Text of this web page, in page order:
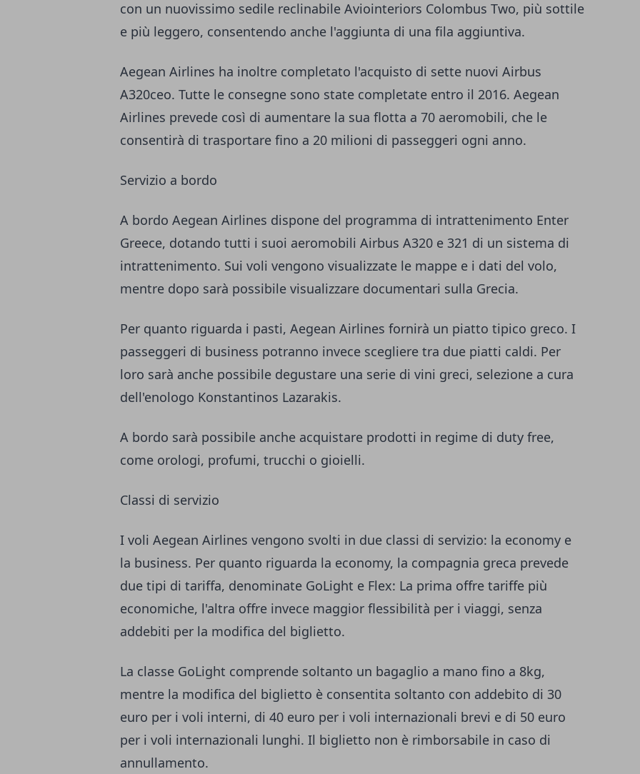
con un nuovissimo sedile reclinabile Aviointeriors Colombus Two, più sottile
e più leggero, consentendo anche l'aggiunta di una fila aggiuntiva.
Aegean Airlines ha inoltre completato l'acquisto di sette nuovi Airbus
A320ceo. Tutte le consegne sono state completate entro il 2016. Aegean
Airlines prevede così di aumentare la sua flotta a 70 aeromobili, che le
consentirà di trasportare fino a 20 milioni di passeggeri ogni anno.
Servizio a bordo
A bordo Aegean Airlines dispone del programma di intrattenimento Enter
Greece, dotando tutti i suoi aeromobili Airbus A320 e 321 di un sistema di
intrattenimento. Sui voli vengono visualizzate le mappe e i dati del volo,
mentre dopo sarà possibile visualizzare documentari sulla Grecia.
Per quanto riguarda i pasti, Aegean Airlines fornirà un piatto tipico greco. I
passeggeri di business potranno invece scegliere tra due piatti caldi. Per
loro sarà anche possibile degustare una serie di vini greci, selezione a cura
dell'enologo Konstantinos Lazarakis.
A bordo sarà possibile anche acquistare prodotti in regime di duty free,
come orologi, profumi, trucchi o gioielli.
Classi di servizio
I voli Aegean Airlines vengono svolti in due classi di servizio: la economy e
la business. Per quanto riguarda la economy, la compagnia greca prevede
due tipi di tariffa, denominate GoLight e Flex: La prima offre tariffe più
economiche, l'altra offre invece maggior flessibilità per i viaggi, senza
addebiti per la modifica del biglietto.
La classe GoLight comprende soltanto un bagaglio a mano fino a 8kg,
mentre la modifica del biglietto è consentita soltanto con addebito di 30
euro per i voli interni, di 40 euro per i voli internazionali brevi e di 50 euro
per i voli internazionali lunghi. Il biglietto non è rimborsabile in caso di
annullamento.